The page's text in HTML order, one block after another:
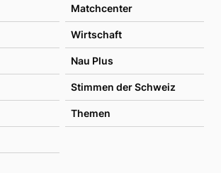
Matchcenter
Wirtschaft
Nau Plus
Stimmen der Schweiz
Themen